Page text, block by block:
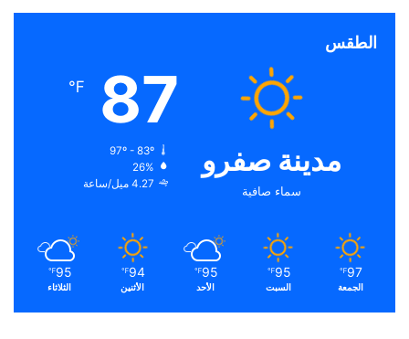
الطقس
مدينة صفرو
سماء صافية
87
℉
97º - 83º
26%
4.27 ميل/ساعة
97
℉
الجمعة
95
℉
السبت
95
℉
الأحد
94
℉
الأثنين
95
℉
الثلاثاء